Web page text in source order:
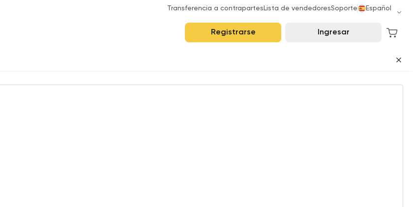
Transferencia a contrapartes Lista de vendedoresSoporte Español
Registrarse Ingresar